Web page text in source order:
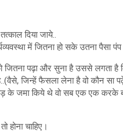
दिया जाये..
में जितना हो सके उतना पैसा पंप
जितना पढ़ा और सुना है उससे लगता
जिन्हें फैसला लेना है वो कौन सा
तोड़ के जमा किये थे वो सब एक एक
चाहिए।